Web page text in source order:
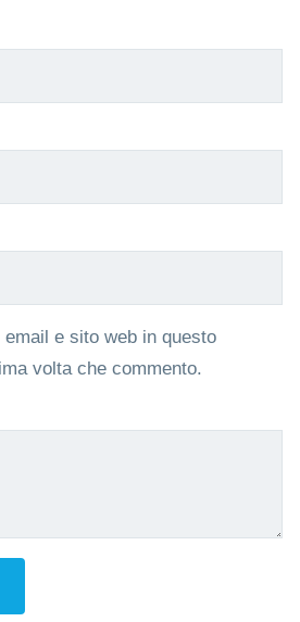
e sito web in questo
volta che commento.